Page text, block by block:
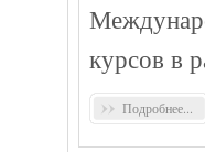
курсов в
Подробнее...